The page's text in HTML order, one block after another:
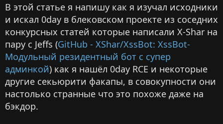
В этой статье я напишу как я изучал исходники
и искал 0day в блековском проекте из соседних
конкурсных статей которые написали X-Shar на
пару с Jeffs (GitHub - XShar/XssBot: XssBot-
Модульный резидентный бот с супер
админкой) как я нашёл 0day RCE и некоторые
другие секьюрити факапы, в совокупности они
настолько странные что это похоже даже на
бэкдор.